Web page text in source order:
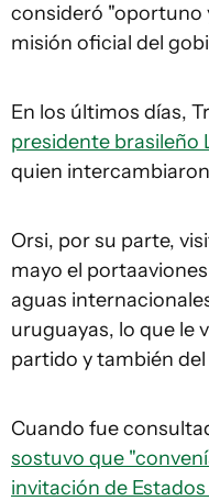
consideró "oportuno
misión oficial del
En los últimos días,
presidente brasileño
quien
Orsi, por su parte,
mayo el
aguas
uruguayas, lo que le
partido y también del
Cuando fue
sostuvo que
invitación de